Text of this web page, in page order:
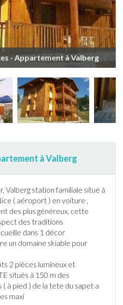
- Appartement à Valberg
à Valberg
Valberg station familiale situé à
( aéroport ) en voiture ,
des plus généreux, cette
des traditions
dans 1 décor
un domaine skiable pour
s 2 pièces lumineux et
situés à 150 m des
à pied ) de la tete du sapet a
maxi